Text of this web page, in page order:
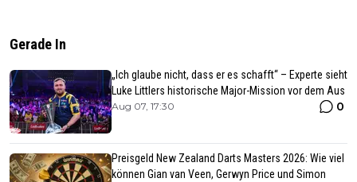
Gerade In
„Ich glaube nicht, dass er es schafft“ – Experte sieht
Luke Littlers historische Major-Mission vor dem Aus
Aug 07, 17:30 0
Preisgeld New Zealand Darts Masters 2026: Wie viel
können Gian van Veen, Gerwyn Price und Simon